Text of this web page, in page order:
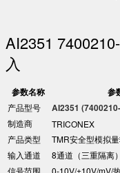
AI2351
入
参数名称 参
产品型号 AI2351
制造商
TRICONEX
产品类型
TMR安全型模拟
输入通道
8通道（三重隔离）